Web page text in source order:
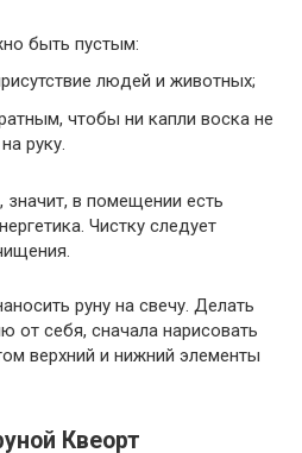
быть пустым:
людей и животных;
чтобы ни капли воска не
руку.
значит, в помещении есть
Чистку следует
руну на свечу. Делать
от себя, сначала нарисовать
верхний и нижний элементы
Квеорт